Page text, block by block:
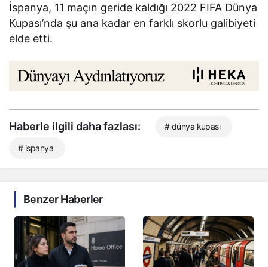
İspanya, 11 maçın geride kaldığı 2022 FIFA Dünya
Kupası’nda şu ana kadar en farklı skorlu galibiyeti
elde etti.
Haberle ilgili daha fazlası: # dünya kupası
# ispanya
Benzer Haberler